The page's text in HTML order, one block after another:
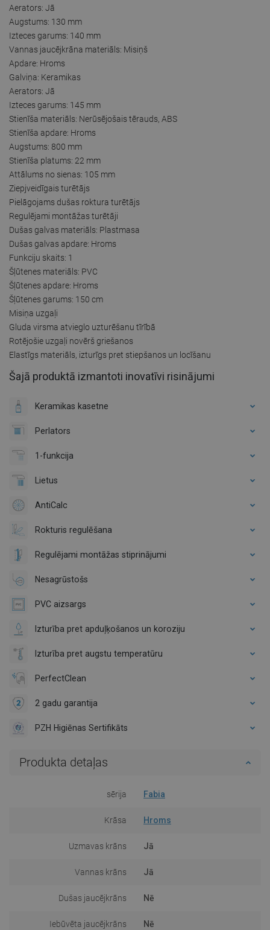
Aerators: Jā
Augstums: 130 mm
Izteces garums: 140 mm
Vannas jaucējkrāna materiāls: Misiņš
Apdare: Hroms
Galviņa: Keramikas
Aerators: Jā
Izteces garums: 145 mm
Stienīša materiāls: Nerūsējošais tērauds, ABS
Stienīša apdare: Hroms
Augstums: 800 mm
Stienīša platums: 22 mm
Attālums no sienas: 105 mm
Ziepjveidīgais turētājs
Pielāgojams dušas roktura turētājs
Regulējami montāžas turētāji
Dušas galvas materiāls: Plastmasa
Dušas galvas apdare: Hroms
Funkciju skaits: 1
Šļūtenes materiāls: PVC
Šļūtenes apdare: Hroms
Šļūtenes garums: 150 cm
Misiņa uzgaļi
Gluda virsma atvieglo uzturēšanu tīrībā
Rotējošie uzgaļi novērš griešanos
Elastīgs materiāls, izturīgs pret stiepšanos un locīšanu
Šajā produktā izmantoti inovatīvi risinājumi
Keramikas kasetne
Perlators
1-funkcija
Lietus
AntiCalc
Rokturis regulēšana
Regulējami montāžas stiprinājumi
Nesagrūstošs
PVC aizsargs
Izturība pret apduļķošanos un koroziju
Izturība pret augstu temperatūru
PerfectClean
2 gadu garantija
PZH Higiēnas Sertifikāts
Produkta detaļas
sērija Fabia
Krāsa Hroms
Uzmavas krāns Jā
Vannas krāns Jā
Dušas jaucējkrāns Nē
Iebūvēta jaucējkrāns Nē